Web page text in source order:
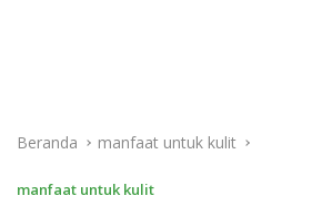
Beranda manfaat untuk kulit
manfaat untuk kulit